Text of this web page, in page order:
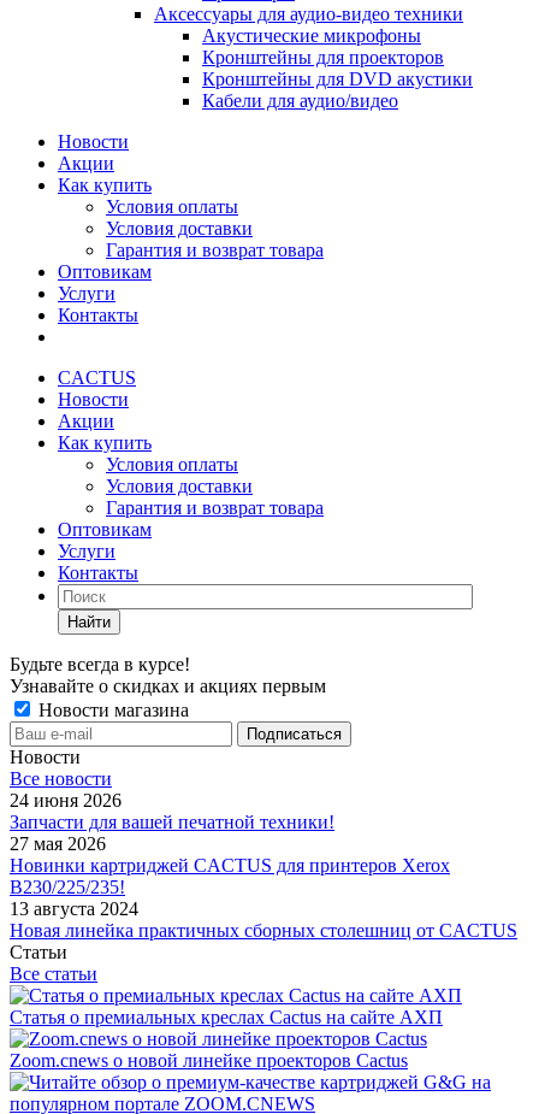
Аксессуары для аудио-видео техники
Акустические микрофоны
Кронштейны для проекторов
Кронштейны для DVD акустики
Кабели для аудио/видео
Новости
Акции
Как купить
Условия оплаты
Условия доставки
Гарантия и возврат товара
Оптовикам
Услуги
Контакты
CACTUS
Новости
Акции
Как купить
Условия оплаты
Условия доставки
Гарантия и возврат товара
Оптовикам
Услуги
Контакты
Найти
Будьте всегда в курсе!
Узнавайте о скидках и акциях первым
Новости магазина
Новости
Все новости
24 июня 2026
Запчасти для вашей печатной техники!
27 мая 2026
Новинки картриджей CACTUS для принтеров Xerox
B230/225/235!
13 августа 2024
Новая линейка практичных сборных столешниц от CACTUS
Статьи
Все статьи
Статья о премиальных креслах Cactus на сайте АХП
Zoom.cnews о новой линейке проекторов Cactus